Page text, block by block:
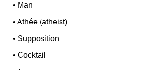
• Man
•Athée (atheist)
• Supposition
•Cocktail